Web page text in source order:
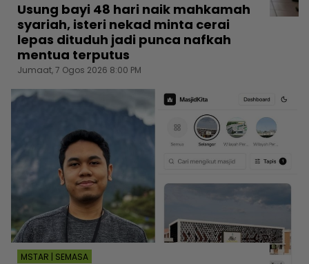
Usung bayi 48 hari naik mahkamah
syariah, isteri nekad minta cerai
lepas dituduh jadi punca nafkah
mentua terputus
Jumaat, 7 Ogos 2026 8:00 PM
MSTAR | SEMASA